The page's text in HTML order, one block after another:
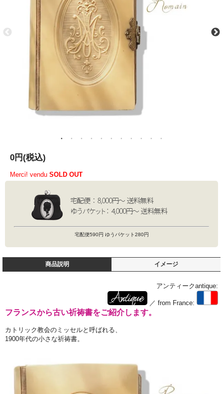
0円(税込)
Merci! vendu SOLD OUT
宅配便590円 ゆうパケット280円
商品説明 イメージ
アンティークantique:
／ from France:
フランスから古い祈祷書をご紹介します。
カトリック教会のミッセルと呼ばれる、
1900年代の小さな祈祷書。